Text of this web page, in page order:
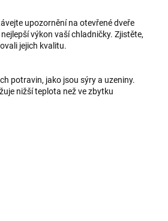
upozornění na otevřené dveře
výkon vaší chladničky. Zjistěte,
jejich kvalitu.
potravin, jako jsou sýry a uzeniny.
nižší teplota než ve zbytku